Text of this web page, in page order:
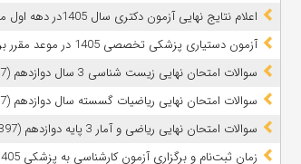
اعلام نتایج نهایی آزمون دکتری سال 1405در دهه اول مرداد
آزمون دستیاری پزشکی تخصصی 1405 در موعد مقرر برگزار می‌شود
سوالات امتحان نهایی زیست شناسی 3 سال دوازدهم (1397 تا 1405)
سوالات امتحان نهایی ریاضیات گسسته سال دوازدهم (1397 تا 1405)
سوالات امتحان نهایی ریاضی و آمار 3 پایه دوازدهم (1397 تا 1405)
زمان ثبت‌نام و برگزاری آزمون کارشناسی به پزشکی 1405